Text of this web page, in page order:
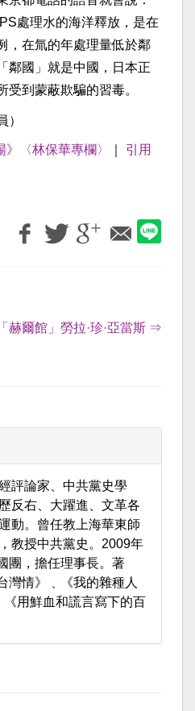
處理水的海洋釋放，是在
，在氚的年處理量低於鄰
鄰國」就是中國，日本正
受到蒙蔽欺騙的習毒。
）
》〈林保華專欄〉
引用
赫爾館」勞拉·珍·亞當斯 ⇒
評論家、中共黨史學
反右、大躍進、文革各
動。曾任教上海華東師
教授中共黨史。2009年
團，擔任理事長。著
灣情》﹑《我的雜種人
用鮮血和謊言寫下的百